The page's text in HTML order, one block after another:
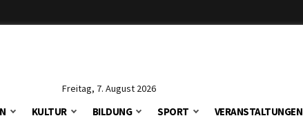
Freitag, 7. August 2026
KULTUR BILDUNG SPORT VERANSTALTUNGEN